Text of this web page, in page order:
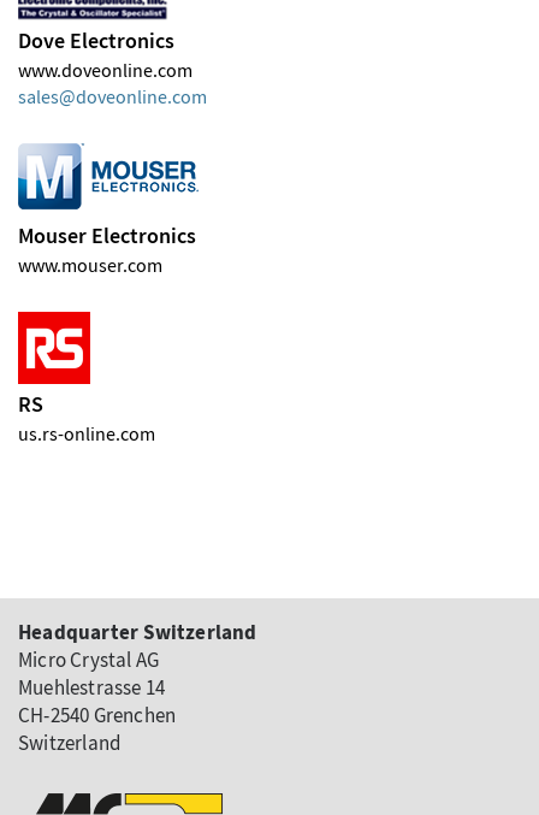
Dove Electronics
www.doveonline.com
sales
doveonline com
Mouser Electronics
www.mouser.com
RS
us.rs-online.com
Headquarter Switzerland
Micro Crystal AG
Muehlestrasse 14
CH-2540 Grenchen
Switzerland